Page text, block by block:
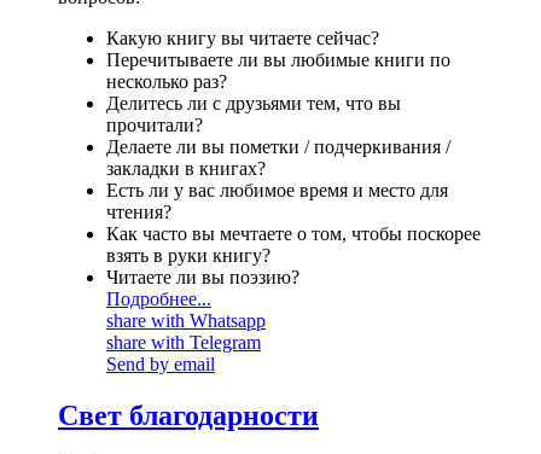
Какую книгу вы читаете сейчас?
Перечитываете ли вы любимые книги по
несколько раз?
Делитесь ли с друзьями тем, что вы
прочитали?
Делаете ли вы пометки / подчеркивания /
закладки в книгах?
Есть ли у вас любимое время и место для
чтения?
Как часто вы мечтаете о том, чтобы поскорее
взять в руки книгу?
Читаете ли вы поэзию?
Подробнее...
share with Whatsapp
share with Telegram
Send by email
Свет благодарности